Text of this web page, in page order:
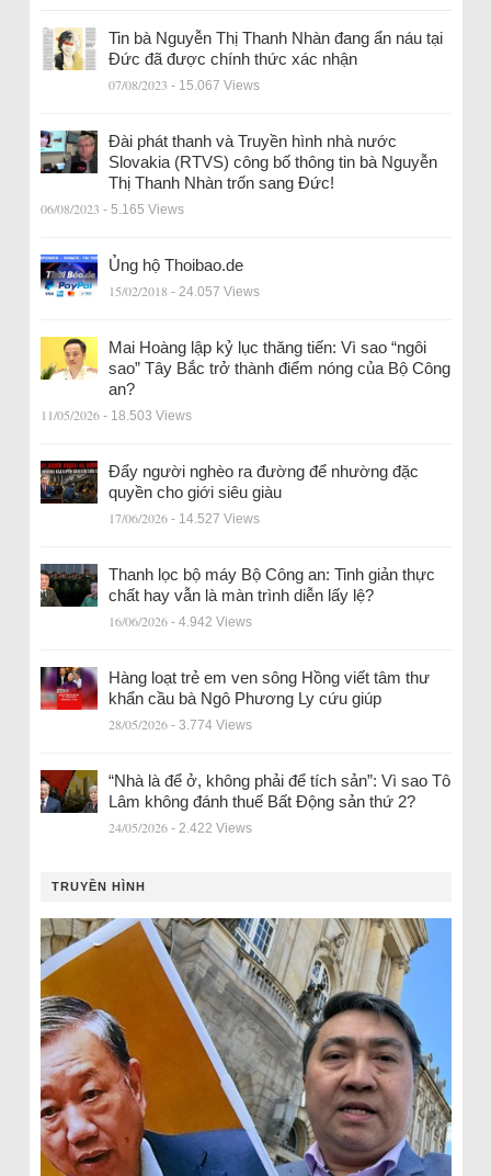
Tin bà Nguyễn Thị Thanh Nhàn đang ẩn náu tại
Đức đã được chính thức xác nhận
07/08/2023 - 15.067 Views
Đài phát thanh và Truyền hình nhà nước
Slovakia (RTVS) công bố thông tin bà Nguyễn
Thị Thanh Nhàn trốn sang Đức!
06/08/2023 - 5.165 Views
Ủng hộ Thoibao.de
15/02/2018 - 24.057 Views
Mai Hoàng lập kỷ lục thăng tiến: Vì sao “ngôi
sao” Tây Bắc trở thành điểm nóng của Bộ Công
an?
11/05/2026 - 18.503 Views
Đẩy người nghèo ra đường để nhường đặc
quyền cho giới siêu giàu
17/06/2026 - 14.527 Views
Thanh lọc bộ máy Bộ Công an: Tinh giản thực
chất hay vẫn là màn trình diễn lấy lệ?
16/06/2026 - 4.942 Views
Hàng loạt trẻ em ven sông Hồng viết tâm thư
khẩn cầu bà Ngô Phương Ly cứu giúp
28/05/2026 - 3.774 Views
“Nhà là để ở, không phải để tích sản”: Vì sao Tô
Lâm không đánh thuế Bất Động sản thứ 2?
24/05/2026 - 2.422 Views
TRUYỀN HÌNH